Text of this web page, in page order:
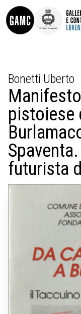
CONTATTI
DIDATTICA
SHOP
LE COLLEZIONI
GLI AUTORI
LORENZO VIANI
MOSTRE
EVENTI
PALAZZO DELLE
Bonetti Uberto
pistoiese
futurista